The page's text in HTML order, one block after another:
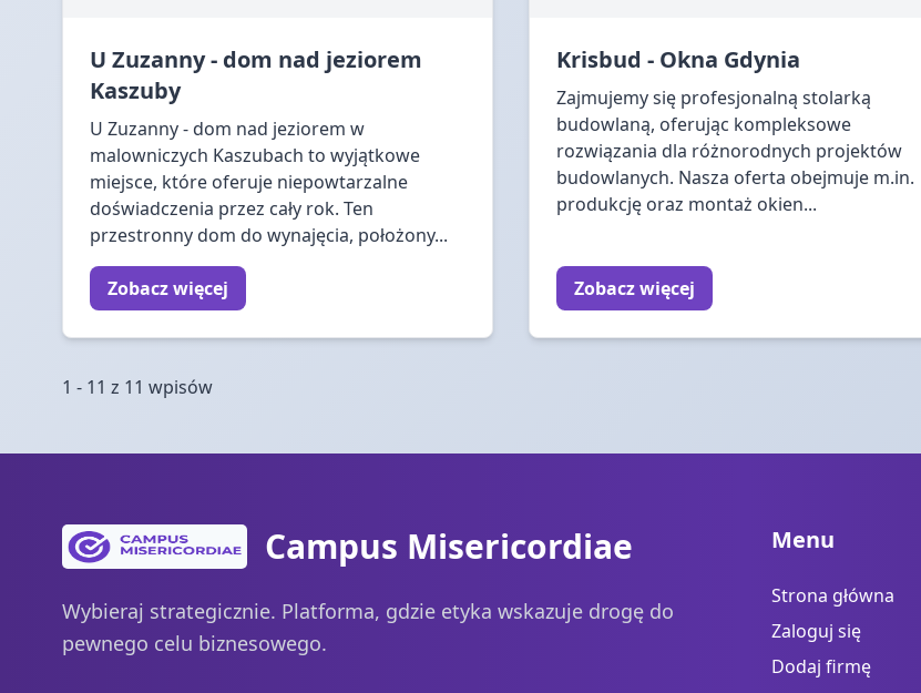
U Zuzanny - dom nad jeziorem
Kaszuby
U Zuzanny - dom nad jeziorem w
malowniczych Kaszubach to wyjątkowe
miejsce, które oferuje niepowtarzalne
doświadczenia przez cały rok. Ten
przestronny dom do wynajęcia, położony...
Zobacz więcej
Krisbud - Okna Gdynia
Zajmujemy się profesjonalną stolarką
budowlaną, oferując kompleksowe
rozwiązania dla różnorodnych projektów
budowlanych. Nasza oferta obejmuje m.in.
produkcję oraz montaż okien...
Zobacz więcej
1 - 11 z 11 wpisów
Campus Misericordiae
Wybieraj strategicznie. Platforma, gdzie etyka wskazuje drogę do
pewnego celu biznesowego.
Menu
Strona główna
Zaloguj się
Dodaj firmę